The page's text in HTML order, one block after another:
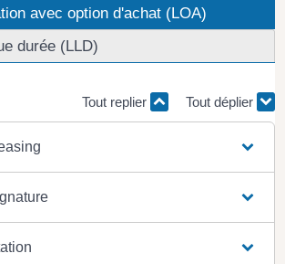
avec option d'achat (LOA)
durée (LLD)
Tout replier Tout déplier